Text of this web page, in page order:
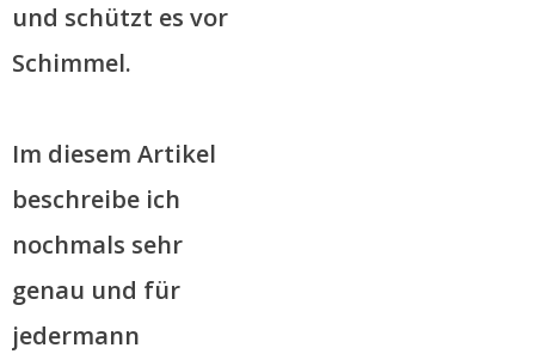
und schützt es vor
Schimmel.
Im diesem Artikel
beschreibe ich
nochmals sehr
genau und für
jedermann